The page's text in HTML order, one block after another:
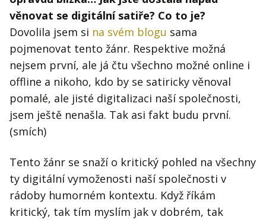
věnovat se digitální satiře? Co to je?
Dovolila jsem si na svém blogu sama
pojmenovat tento žánr. Respektive možná
nejsem první, ale já čtu všechno možné online i
offline a nikoho, kdo by se satiricky věnoval
pomalé, ale jisté digitalizaci naší společnosti,
jsem ještě nenašla. Tak asi fakt budu první.
(smích)
Tento žánr se snaží o kritický pohled na všechny
ty digitální vymoženosti naší společnosti v
rádoby humorném kontextu. Když říkám
kritický, tak tím myslím jak v dobrém, tak